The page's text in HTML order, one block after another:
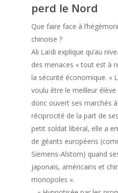
perd le Nord
Que faire face à
chinoise ?
Ali Laïdi explique qu’au
des menaces « tout est à
la sécurité économique. «
voulu être le meilleur élève
donc ouvert ses marchés
réciprocité de la part de
petit soldat libéral, elle a
de géants européens
Siemens-Alstom) quand
japonais, américains et
monopoles ».